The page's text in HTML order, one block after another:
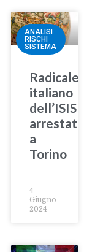
ANALISI
RISCHI
SISTEMA
Radicale
italiano
dell’ISIS
arrestato
a
Torino
4
Giugno
2024